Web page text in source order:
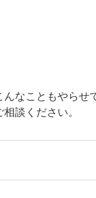
なこともやらせ
談ください。